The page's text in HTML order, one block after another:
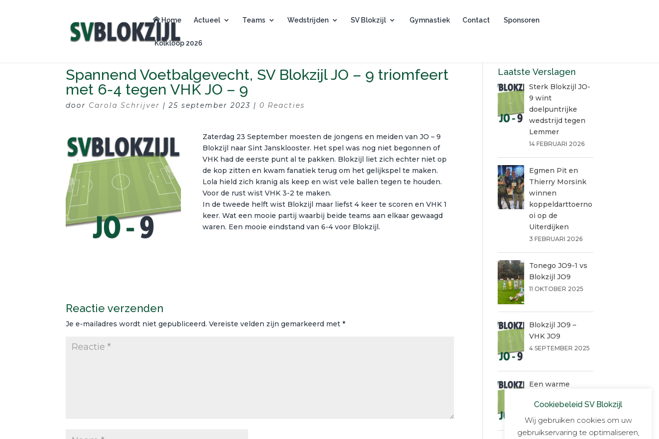
Home Actueel Teams Wedstrijden SV Blokzijl Gymnastiek Contact Sponsoren
Kolkloop 2026
Spannend Voetbalgevecht, SV Blokzijl JO – 9 triomfeert
met 6-4 tegen VHK JO – 9
door Carola Schrijver |25 september 2023 | 0 Reacties
Zaterdag 23 September moesten de jongens en meiden van JO – 9
Blokzijl naar Sint Jansklooster. Het spel was nog niet begonnen of
VHK had de eerste punt al te pakken. Blokzijl liet zich echter niet op
de kop zitten en kwam fanatiek terug om het gelijkspel te maken.
Lola hield zich kranig als keep en wist vele ballen tegen te houden.
Voor de rust wist VHK 3-2 te maken.
In de tweede helft wist Blokzijl maar liefst 4 keer te scoren en VHK 1
keer. Wat een mooie partij waarbij beide teams aan elkaar gewaagd
waren. Een mooie eindstand van 6-4 voor Blokzijl.
Reactie verzenden
Je e-mailadres wordt niet gepubliceerd. Vereiste velden zijn gemarkeerd met*
Laatste Verslagen
Sterk Blokzijl JO-
9 wint
doelpuntrijke
wedstrijd tegen
Lemmer
14 FEBRUARI 2026
Egmen Pit en
Thierry Morsink
winnen
koppeldarttoerno
oi op de
Uiterdijken
3 FEBRUARI 2026
Tonego JO9-1 vs
Blokzijl JO9
11 OKTOBER 2025
Blokzijl JO9 –
VHK JO9
4 SEPTEMBER 2025
Een warme
14 JUNI 2025
Cookiebeleid SV Blokzijl
Wij gebruiken cookies om uw
gebruikservaring te optimaliseren,